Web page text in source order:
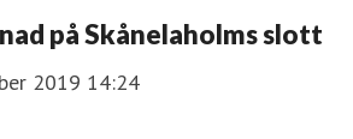
på Skånelaholms slott
2019 14:24